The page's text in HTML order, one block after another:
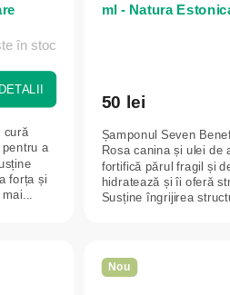
în stoc
DETALII
cură
a
forța și
ml - Natura
50 lei
Șamponul Seven
Rosa canina și ulei de
fortifică părul fragil și
hidratează și îi oferă
Susține îngrijirea
Nou